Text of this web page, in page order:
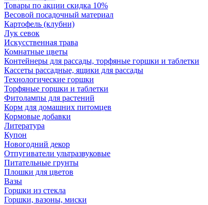
Товары по акции скидка 10%
Весовой посадочный материал
Картофель (клубни)
Лук севок
Искусственная трава
Комнатные цветы
Контейнеры для рассады, торфяные горшки и таблетки
Кассеты рассадные, ящики для рассады
Технологические горшки
Торфяные горшки и таблетки
Фитолампы для растений
Корм для домашних питомцев
Кормовые добавки
Литература
Купон
Новогодний декор
Отпугиватели ультразвуковые
Питательные грунты
Плошки для цветов
Вазы
Горшки из стекла
Горшки, вазоны, миски